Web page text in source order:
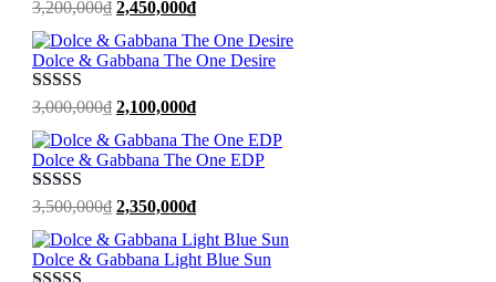
Được xếp
3,200,000₫ Giá
là:
3,200,000₫.
2,450,000₫Giá
tại
là:
Dolce & Gabbana The One Desire
Được xếp
3,000,000₫ Giá
là:
3,000,000₫.
2,100,000₫Giá
tại
là:
Dolce & Gabbana The One EDP
Được xếp
3,500,000₫ Giá
là:
3,500,000₫.
2,350,000₫Giá
tại
là:
Dolce & Gabbana Light Blue Sun